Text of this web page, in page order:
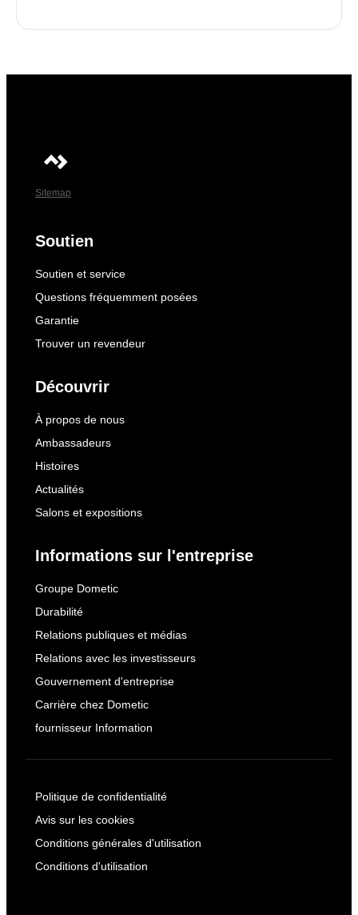
Sitemap
Soutien
Soutien et service
Questions fréquemment posées
Garantie
Trouver un revendeur
Découvrir
À propos de nous
Ambassadeurs
Histoires
Actualités
Salons et expositions
Informations sur l'entreprise
Groupe Dometic
Durabilité
Relations publiques et médias
Relations avec les investisseurs
Gouvernement d'entreprise
Carrière chez Dometic
fournisseur Information
Politique de confidentialité
Avis sur les cookies
Conditions générales d'utilisation
Conditions d'utilisation